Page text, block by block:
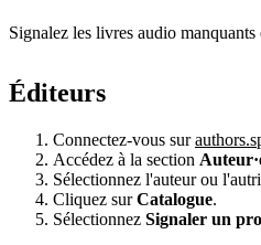
Signalez les livres audio
Éditeurs
Connectez-vous sur
Accédez à la section
Sélectionnez l'auteur ou
Cliquez surCatalogue.
Sélectionnez Signaler un